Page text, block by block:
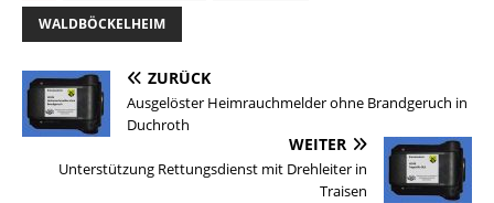
WALDBÖCKELHEIM
ZURÜCK
Ausgelöster Heimrauchmelder ohne Brandgeruch in
Duchroth
WEITER
Unterstützung Rettungsdienst mit Drehleiter in
Traisen